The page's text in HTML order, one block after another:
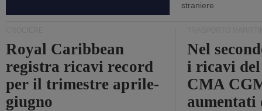
straniere
Royal Caribbean
registra ricavi record
per il trimestre aprile-
giugno
Nel
i ricavi
CMA
aumentati